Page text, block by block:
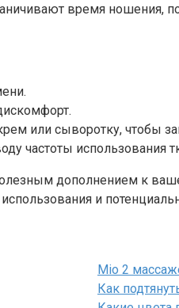
время ношения,
или сыворотку, чтобы
частоты использования
дополнением к
и
Mio 2
Как